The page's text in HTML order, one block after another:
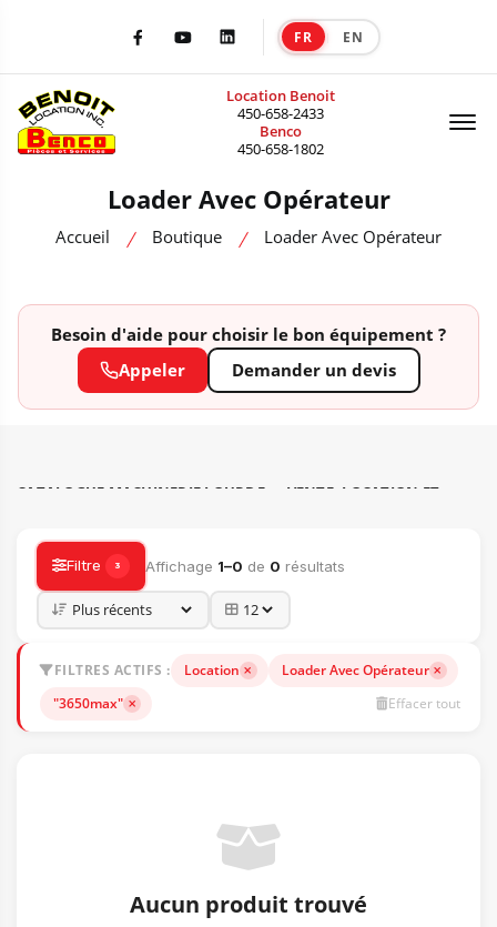
FacebookYoutubeLinkedIn FR EN
Location Benoit
450-658-2433
Benco
450-658-1802
Loader Avec Opérateur
Accueil Boutique Loader Avec Opérateur
Besoin d'aide pour choisir le bon équipement ?
Appeler
Demander un devis
CATALOGUE MACHINERIE LOURDE — VENTE, LOCATION ET
Filtre 3 Affichage 1–0 de 0 résultats
FILTRES ACTIFS : Location
Loader Avec Opérateur
"3650max"
Effacer tout
Aucun produit trouvé